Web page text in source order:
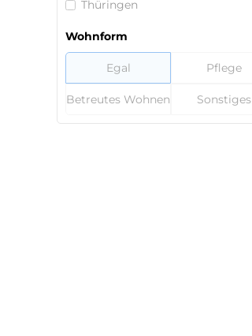
Thüringen
Wohnform
Egal Pflege
Betreutes Wohnen Sonstiges